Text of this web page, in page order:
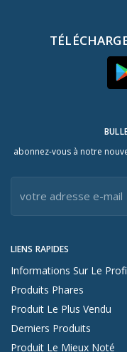
LIENS RAPIDES
Informations Sur Le
Produits Phares
Produit Le Plus Vendu
Derniers Produits
Produit Le Mieux Noté
abonnez-vous à notre